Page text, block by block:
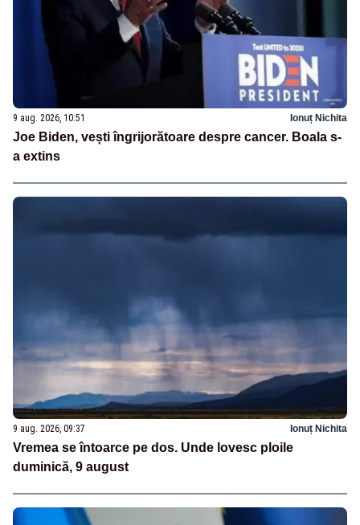
9 aug. 2026, 10:51 Ionuț Nichita
Joe Biden, vești îngrijorătoare despre cancer. Boala s-
a extins
9 aug. 2026, 09:37 Ionuț Nichita
Vremea se întoarce pe dos. Unde lovesc ploile
duminică, 9 august